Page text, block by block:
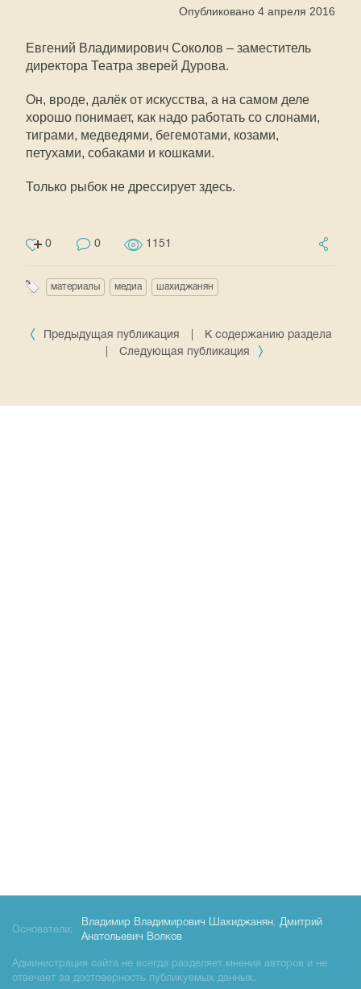
Опубликовано 4 апреля 2016
Евгений Владимирович Соколов – заместитель
директора Театра зверей Дурова.
Он, вроде, далёк от искусства, а на самом деле
хорошо понимает, как надо работать со слонами,
тиграми, медведями, бегемотами, козами,
петухами, собаками и кошками.
Только рыбок не дрессирует здесь.
0 0 1151
материалы медиа шахиджанян
Предыдущая публикация
К содержанию раздела
Следующая публикация
Основатели:
Владимир Владимирович Шахиджанян, Дмитрий
Анатольевич Волков
Администрация сайта не всегда разделяет мнения авторов и не
отвечает за достоверность публикуемых данных.